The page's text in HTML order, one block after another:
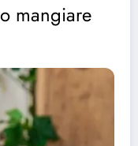
mangiare